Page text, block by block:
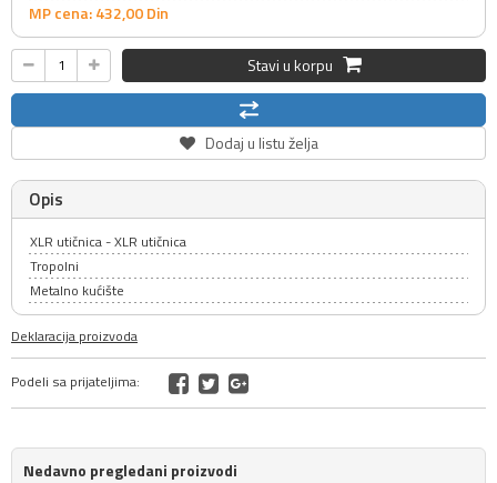
MP cena: 432,00Din
Stavi u korpu
Dodaj u listu želja
Opis
XLR utičnica - XLR utičnica
Tropolni
Metalno kućište
Deklaracija proizvoda
Podeli sa prijateljima:
Nedavno pregledani proizvodi